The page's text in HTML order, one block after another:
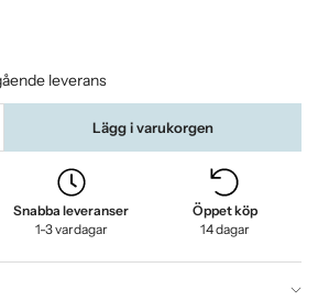
leverans
Lägg i varukorgen
Snabba leveranser
1-3 vardagar
Öppet köp
14 dagar